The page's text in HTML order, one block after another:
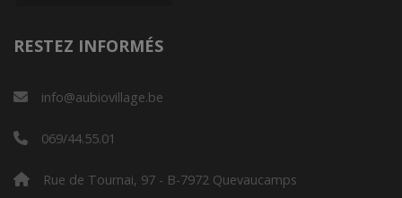
RESTEZ INFORMÉS
info@aubiovillage.be
069/44.55.01
Rue de Tournai, 97 - B-7972 Quevaucamps